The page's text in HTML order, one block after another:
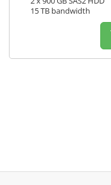
15 TB bandwidth